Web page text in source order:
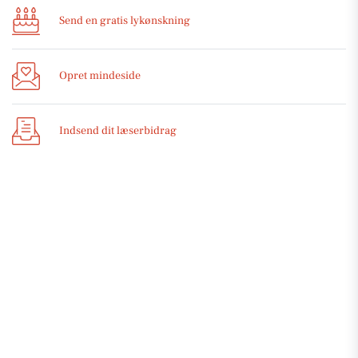
Send en gratis lykønskning
Opret mindeside
Indsend dit læserbidrag